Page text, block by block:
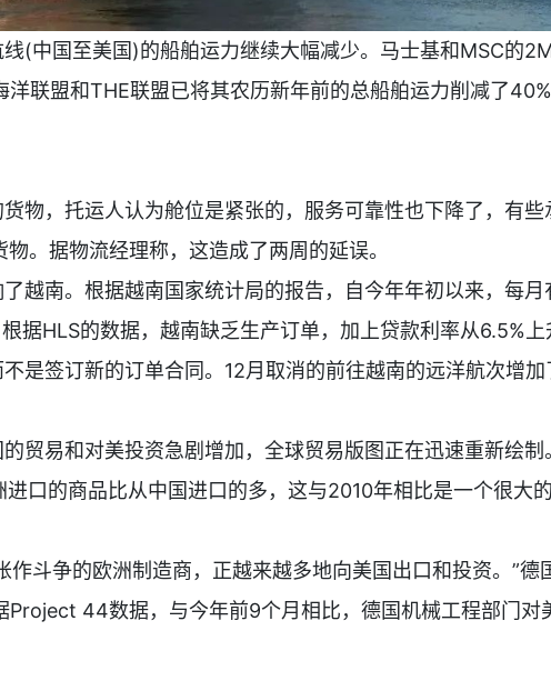
(中国至美国)的船舶运力继续大幅减少。马士基和MSC的
洋联盟和THE联盟已将其农历新年前的总船舶运力削减了
物，托运人认为舱位是紧张的，服务可靠性也下降了，有些
。据物流经理称，这造成了两周的延误。
越南。根据越南国家统计局的报告，自今年年初以来，每月
据HLS的数据，越南缺乏生产订单，加上贷款利率从6.5%上
是签订新的订单合同。12月取消的前往越南的远洋航次增加
贸易和对美投资急剧增加，全球贸易版图正在迅速重新绘制
口的商品比从中国进口的多，这与2010年相比是一个很大
作斗争的欧洲制造商，正越来越多地向美国出口和投资。”德
Project 44数据，与今年前9个月相比，德国机械工程部门对